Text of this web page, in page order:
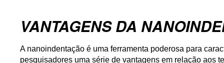
VANTAGENS DA
A nanoindentação é uma ferramenta poderosa para
pesquisadores uma série de vantagens em relação aos